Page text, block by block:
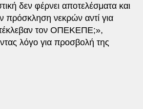
δεν φέρνει αποτελέσματα και
πρόσκληση νεκρών αντί για
τον ΟΠΕΚΕΠΕ;»,
λόγο για προσβολή της